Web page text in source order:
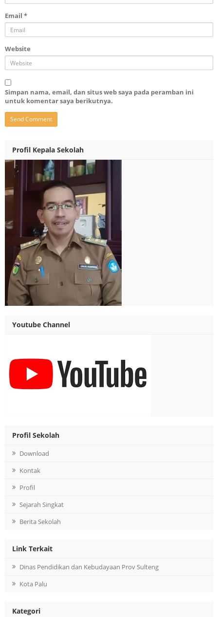
Email *
Website
Simpan nama, email, dan situs web saya pada peramban ini
untuk komentar saya berikutnya.
Profil Kepala Sekolah
Youtube Channel
Profil Sekolah
Download
Kontak
Profil
Sejarah Singkat
Berita Sekolah
Link Terkait
Dinas Pendidikan dan Kebudayaan Prov Sulteng
Kota Palu
Kategori